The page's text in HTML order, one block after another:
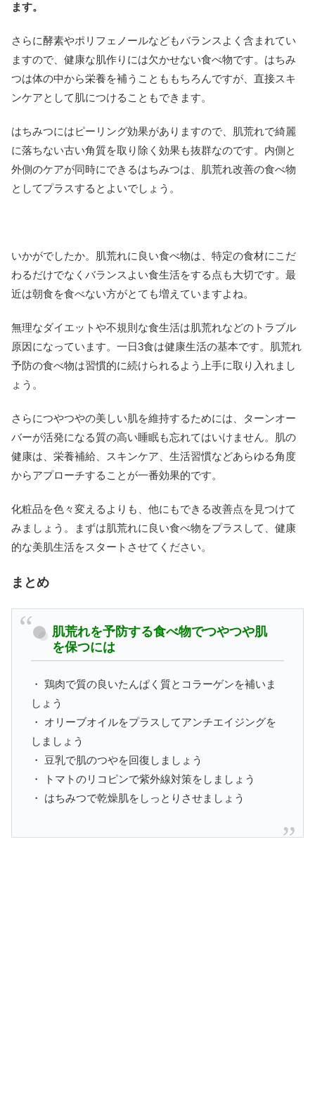
ます。
さらに酵素やポリフェノールなどもバランスよく含まれてい
ますので、健康な肌作りには欠かせない食べ物です。はちみ
つは体の中から栄養を補うことももちろんですが、直接スキ
ンケアとして肌につけることもできます。
はちみつにはピーリング効果がありますので、肌荒れで綺麗
に落ちない古い角質を取り除く効果も抜群なのです。内側と
外側のケアが同時にできるはちみつは、肌荒れ改善の食べ物
としてプラスするとよいでしょう。
いかがでしたか。肌荒れに良い食べ物は、特定の食材にこだ
わるだけでなくバランスよい食生活をする点も大切です。最
近は朝食を食べない方がとても増えていますよね。
無理なダイエットや不規則な食生活は肌荒れなどのトラブル
原因になっています。一日3食は健康生活の基本です。肌荒れ
予防の食べ物は習慣的に続けられるよう上手に取り入れまし
ょう。
さらにつやつやの美しい肌を維持するためには、ターンオー
バーが活発になる質の高い睡眠も忘れてはいけません。肌の
健康は、栄養補給、スキンケア、生活習慣などあらゆる角度
からアプローチすることが一番効果的です。
化粧品を色々変えるよりも、他にもできる改善点を見つけて
みましょう。まずは肌荒れに良い食べ物をプラスして、健康
的な美肌生活をスタートさせてください。
まとめ
肌荒れを予防する食べ物でつやつや肌
を保つには
・ 鶏肉で質の良いたんぱく質とコラーゲンを補いま
しょう
・ オリーブオイルをプラスしてアンチエイジングを
しましょう
・ 豆乳で肌のつやを回復しましょう
・ トマトのリコピンで紫外線対策をしましょう
・ はちみつで乾燥肌をしっとりさせましょう